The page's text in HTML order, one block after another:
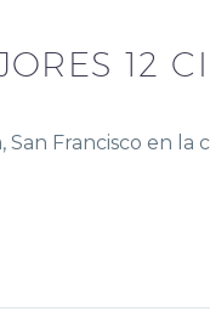
12
Francisco en